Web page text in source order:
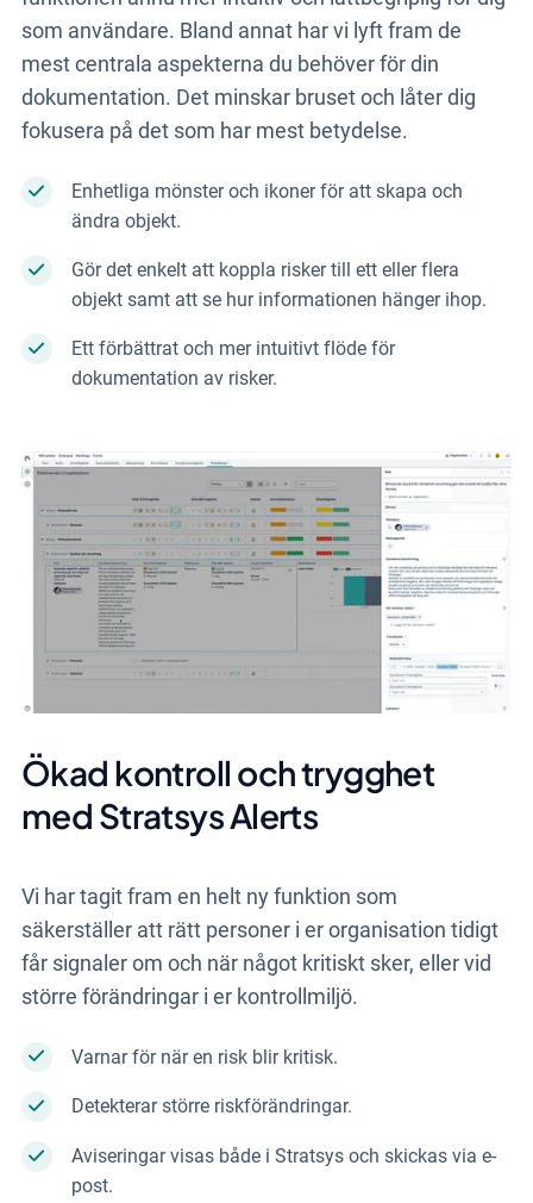
som användare. Bland annat har vi lyft fram de
mest centrala aspekterna du behöver för din
dokumentation. Det minskar bruset och låter dig
fokusera på det som har mest betydelse.
Enhetliga mönster och ikoner för att skapa och
ändra objekt.
Gör det enkelt att koppla risker till ett eller flera
objekt samt att se hur informationen hänger ihop.
Ett förbättrat och mer intuitivt flöde för
dokumentation av risker.
Ökad kontroll och trygghet
med Stratsys Alerts
Vi har tagit fram en helt ny funktion som
säkerställer att rätt personer i er organisation tidigt
får signaler om och när något kritiskt sker, eller vid
större förändringar i er kontrollmiljö.
Varnar för när en risk blir kritisk.
Detekterar större riskförändringar.
Aviseringar visas både i Stratsys och skickas via e-
post.